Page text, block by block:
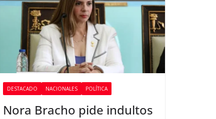
DESTACADO NACIONALES POLÍTICA
Nora Bracho pide indultos